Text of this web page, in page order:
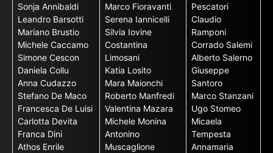
Sonja Annibaldi
Leandro Barsotti
Mariano Brustio
Michele Caccamo
Simone Cescon
Daniela Collu
Anna Cudazzo
Stefano De Maco
Francesca De Luisi
Carlotta Devita
Franca Dini
Athos Enrile
Marco Fioravanti
Serena Iannicelli
Silvia Iovine
Costantina
Limosani
Katia Losito
Mara Maionchi
Roberto Manfredi
Valentina Mazara
Michele Monina
Antonino
Muscaglione
Pescatori
Claudio
Ramponi
Corrado Salemi
Alberto Salerno
Giuseppe
Santoro
Marco Stanzani
Ugo Stomeo
Micaela
Tempesta
Annamaria